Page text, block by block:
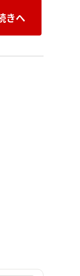
きへ